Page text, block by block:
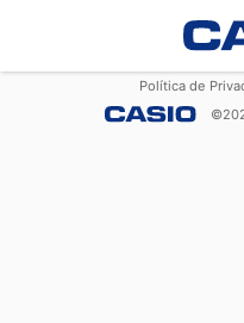
Política de
©